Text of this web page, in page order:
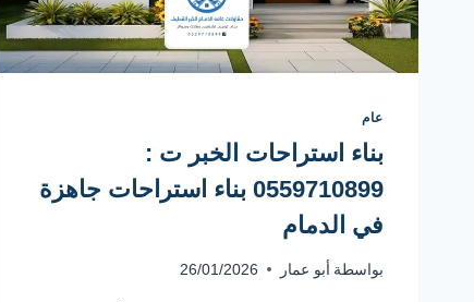
عام
بناء استراحات الخبر ت :
0559710899 بناء استراحات جاهزة
في الدمام
بواسطة أبو عمار 26/01/2026